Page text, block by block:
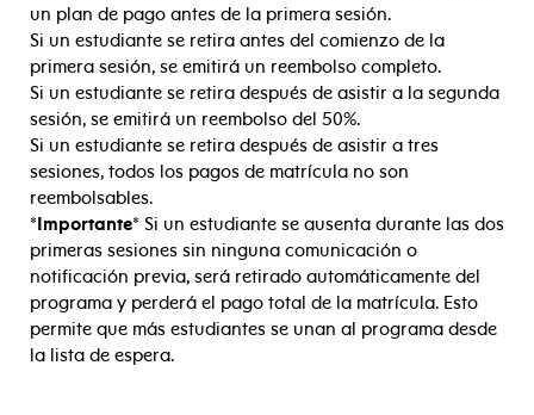
un plan de pago antes de la primera sesión.
Si un estudiante se retira antes del comienzo de la
primera sesión, se emitirá un reembolso completo.
Si un estudiante se retira después de asistir a la segunda
sesión, se emitirá un reembolso del 50%.
Si un estudiante se retira después de asistir a tres
sesiones, todos los pagos de matrícula no son
reembolsables.
*Importante* Si un estudiante se ausenta durante las dos
primeras sesiones sin ninguna comunicación o
notificación previa, será retirado automáticamente del
programa y perderá el pago total de la matrícula. Esto
permite que más estudiantes se unan al programa desde
la lista de espera.